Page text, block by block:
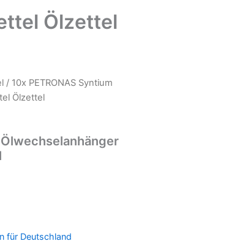
Ölzettel
/ 10x PETRONAS Syntium
Ölzettel
für Deutschland